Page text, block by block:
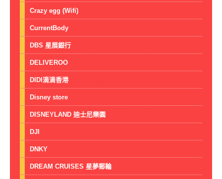
Crazy egg (Wifi)
CurrentBody
DBS 星展銀行
DELIVEROO
DIDI滴滴香港
Disney store
DISNEYLAND 迪士尼樂園
DJI
DNKY
DREAM CRUISES 星夢郵輪